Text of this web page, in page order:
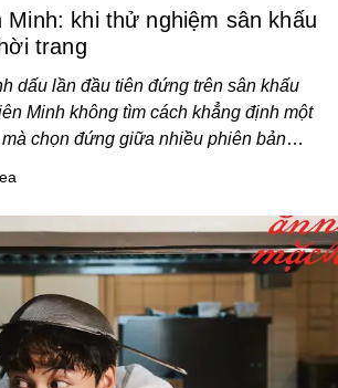
Minh: khi thử nghiệm sân khấu
trang
dấu lần đầu tiên đứng trên sân khấu
Minh không tìm cách khẳng định một
chọn đứng giữa nhiều phiên bản
một cách "take the risk" khác, ngoài